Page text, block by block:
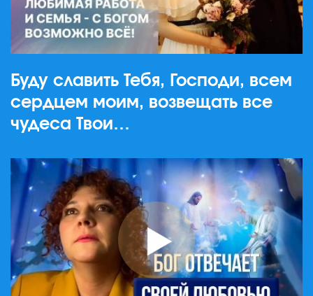
Буду славить Тебя, Господи, всем
сердцем моим, возвещать все
чудеса Твои…